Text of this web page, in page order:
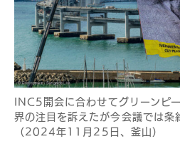
INC5開会に合わせてグリーンピ
界の注目を訴えたが今会議では条
（2024年11月25日、釜山）